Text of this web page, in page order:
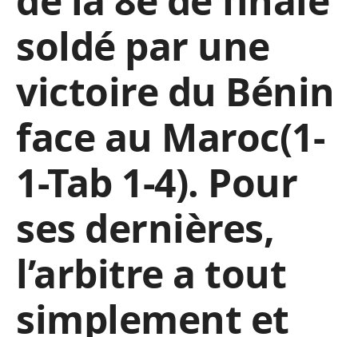
soldé par une
victoire du Bénin
face au Maroc(1-
1-Tab 1-4). Pour
ses dernières,
l’arbitre a tout
simplement et